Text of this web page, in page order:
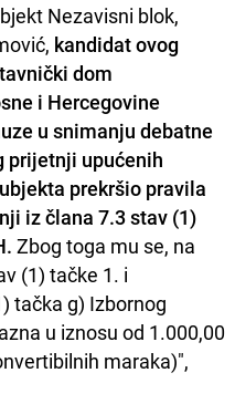
Nezavisni blok,
kandidat ovog
dom
i Hercegovine
u snimanju debatne
prijetnji upućenih
prekršio pravila
iz člana 7.3 stav (1)
Zbog toga mu se, na
(1) tačke 1. i
tačka g) Izbornog
u iznosu od 1.000,00
maraka)",